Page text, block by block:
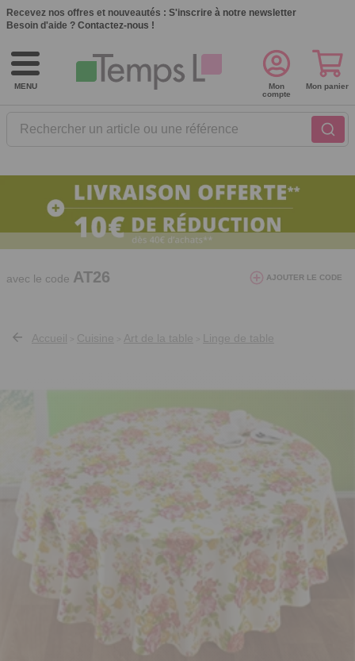
Recevez nos offres et nouveautés : S'inscrire à notre newsletter
Besoin d'aide ? Contactez-nous !
MENU
Rechercher un article ou une référence
Mon
compte
Mon panier
10€ de réduction dès 40€ d'achat. Offre
valable du 03/08/2026 au 12/08/2026.
avec le code AT26 AJOUTER LE CODE
Accueil Cuisine Art de la table Linge de table